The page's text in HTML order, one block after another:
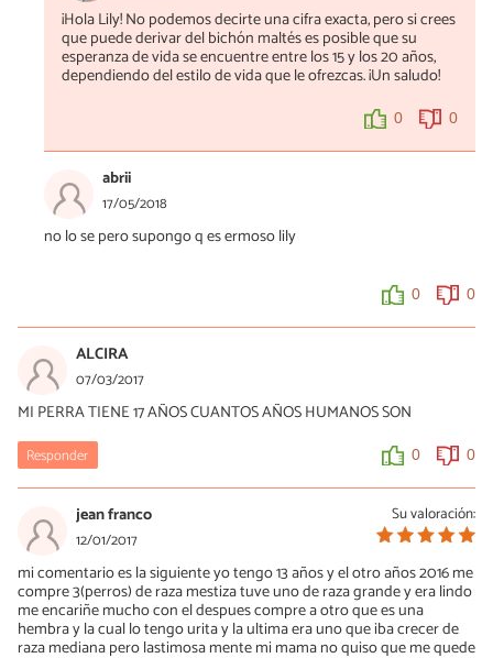
¡Hola Lily! No podemos decirte una cifra exacta, pero si crees
que puede derivar del bichón maltés es posible que su
esperanza de vida se encuentre entre los 15 y los 20 años,
dependiendo del estilo de vida que le ofrezcas. ¡Un saludo!
0 0
abrii
17/05/2018
no lo se pero supongo q es ermoso lily
0 0
ALCIRA
07/03/2017
MI PERRA TIENE 17 AÑOS CUANTOS AÑOS HUMANOS SON
Responder 0 0
Su valoración:
jean franco
12/01/2017
mi comentario es la siguiente yo tengo 13 años y el otro años 2016 me
compre 3(perros) de raza mestiza tuve uno de raza grande y era lindo
me encariñe mucho con el despues compre a otro que es una
hembra y la cual lo tengo urita y la ultima era uno que iba crecer de
raza mediana pero lastimosa mente mi mama no quiso que me quede